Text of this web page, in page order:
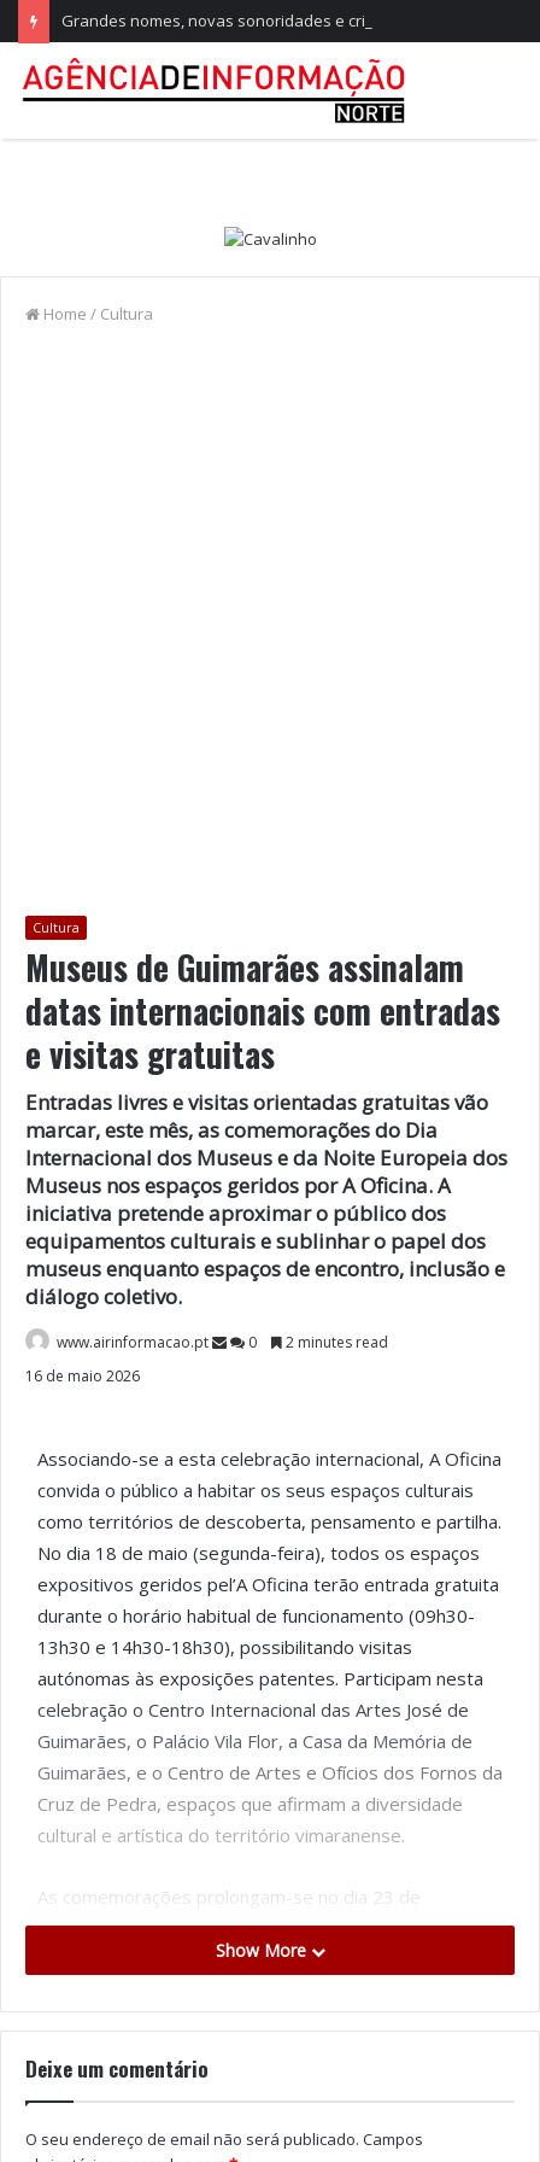
Home / Cultura
Cultura
Museus de Guimarães assinalam
datas internacionais com entradas
e visitas gratuitas
Entradas livres e visitas orientadas gratuitas vão
marcar, este mês, as comemorações do Dia
Internacional dos Museus e da Noite Europeia dos
Museus nos espaços geridos por A Oficina. A
iniciativa pretende aproximar o público dos
equipamentos culturais e sublinhar o papel dos
museus enquanto espaços de encontro, inclusão e
diálogo coletivo.
www.airinformacao.pt 0
2 minutes read
16 de maio 2026
Associando-se a esta celebração internacional, A Oficina
convida o público a habitar os seus espaços culturais
como territórios de descoberta, pensamento e partilha.
No dia 18 de maio (segunda-feira), todos os espaços
expositivos geridos pel’A Oficina terão entrada gratuita
durante o horário habitual de funcionamento (09h30-
13h30 e 14h30-18h30), possibilitando visitas
autónomas às exposições patentes. Participam nesta
celebração o Centro Internacional das Artes José de
Guimarães, o Palácio Vila Flor, a Casa da Memória de
Guimarães, e o Centro de Artes e Ofícios dos Fornos da
Cruz de Pedra, espaços que afirmam a diversidade
cultural e artística do território vimaranense.
As comemorações prolongam-se no dia 23 de
maio (sábado), com a celebração da Noite Europeia dos
Museus. Nessa data, o CIAJG, a Casa da Memória de
monitores da equipa de Mediação Cultural d’A Oficina
contarão também com a participação do diretor
Show More
Deixe um comentário
O seu endereço de email não será publicado. Campos